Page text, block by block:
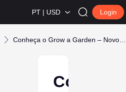
PT | USD Login
Conheça